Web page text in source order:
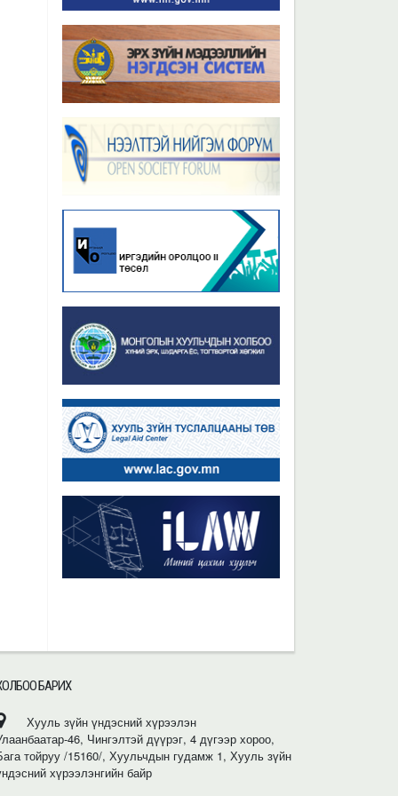
Бүх мэдээ
БАРИХ
Хууль зүйн үндэсний хүрээлэн
46, Чингэлтэй дүүрэг, 4 дүгээр хороо,
тойруу /15160/, Хуульчдын гудамж 1, Хууль зүйн
хүрээлэнгийн байр